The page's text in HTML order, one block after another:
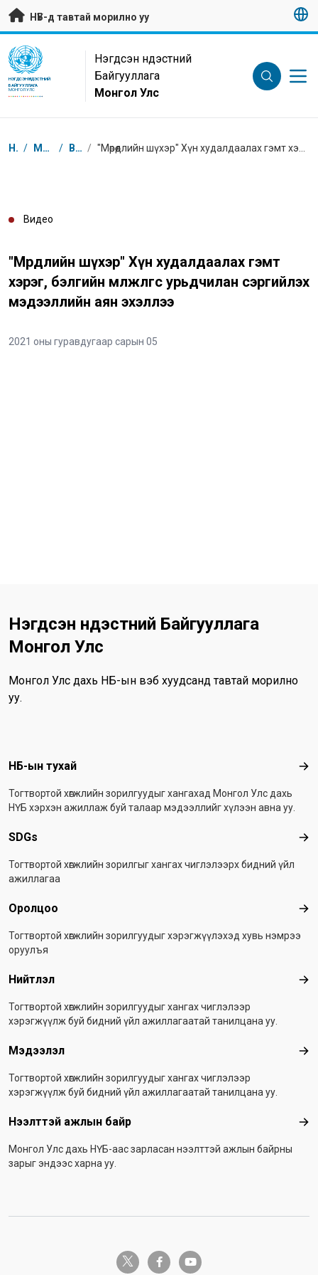
Гол контентийг алгасах
НҮБ-д тавтай морилно уу
UN Logo
НЭГДСЭН ҮНДЭСТНИЙ
БАЙГУУЛЛАГА
МОНГОЛ УЛС
Нэгдсэн Үндэстний
Байгууллага
Монгол Улс
Breadcrumb
Нүүр / Мэдээлэл / Видео /
Видео
"Мөрөөдлийн шүхэр" Хүн худалдаалах гэмт
хэрэг, бэлгийн мөлжлөгөөс урьдчилан сэргийлэх
мэдээллийн аян эхэллээ
2021 оны гуравдугаар сарын 05
Нэгдсэн Үндэстний Байгууллага
Монгол Улс
Монгол Улс дахь НҮБ-ын вэб хуудсанд тавтай морилно
уу.
Footer menu
НҮБ-ын тухай
Тогтвортой хөгжлийн зорилгуудыг хангахад Монгол Улс дахь
НҮБ хэрхэн ажиллаж буй талаар мэдээллийг хүлээн авна уу.
SDGs
Тогтвортой хөгжлийн зорилгыг хангах чиглэлээрх бидний үйл
ажиллагаа
Оролцоо
Тогтвортой хөгжлийн зорилгуудыг хэрэгжүүлэхэд хувь нэмрээ
оруулъя
Нийтлэл
Тогтвортой хөгжлийн зорилгуудыг хангах чиглэлээр
хэрэгжүүлж буй бидний үйл ажиллагаатай танилцана уу.
Мэдээлэл
Тогтвортой хөгжлийн зорилгуудыг хангах чиглэлээр
хэрэгжүүлж буй бидний үйл ажиллагаатай танилцана уу.
Нээлттэй ажлын байр
Монгол Улс дахь НҮБ-аас зарласан нээлттэй ажлын байрны
зарыг эндээс харна уу.
twitter-x facebook-fyoutube